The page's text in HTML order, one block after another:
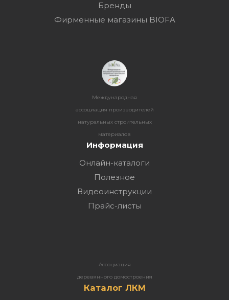
Бренды
Фирменные магазины BIOFA
Международная
ассоциация производителей
натуральных строительных
материалов
Информация
Онлайн-каталоги
Полезное
Видеоинструкции
Прайс-листы
Ассоциация
деревянного домостроения
Каталог ЛКМ